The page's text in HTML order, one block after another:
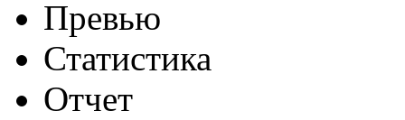
Превью
Статистика
Отчет